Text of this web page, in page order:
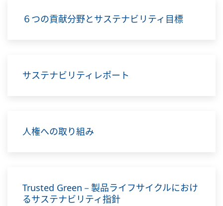
６つの貢献分野とサステナビリティ目標
サステナビリティレポート
人権への取り組み
Trusted Green－製品ライフサイクルにおけ
るサステナビリティ指針